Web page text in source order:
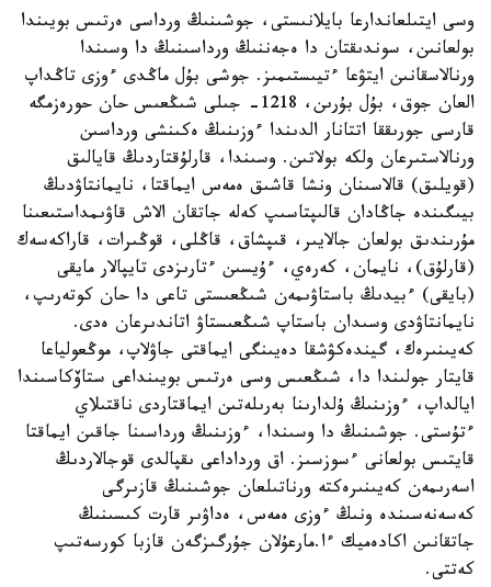
وسى ايتىلعاندارعا بايلانىستى، جوشىنىڭ ورداسى ەرتىس بويىندا
بولعانىن، سوندىقتان دا ەجەننىڭ ورداسىنىڭ دا وسىندا
ورنالاسقانىن ايتۋعا ءتيىستىمىز. جوشى بۇل ماڭدى ءوزى تاڭداپ
العان جوق، بۇل بۇرىن، 1218- جىلى شىڭعىس حان حورەزمگە
قارسى جورىققا اتتانار الدىندا ءوزىنىڭ ەكىنشى ورداسىن
ورنالاستىرعان ولكە بولاتىن. وسىندا، قارلۇقتاردىڭ قايالىق
(قويلىق) قالاسىنان ونشا قاشىق ەمەس ايماقتا، نايمانتاۋدىڭ
بيىگىندە جاڭادان قالىپتاسىپ كەلە جاتقان الاش قاۋىمداستىعىنا
مۇرىندىق بولعان جالايىر، قىپشاق، قاڭلى، قوڭىرات، قاراكەسەك
(قارلۇق)، نايمان، كەرەي، ءۇيسىن ءتارىزدى تايپالار مايقى
(بايقى) ءبيدىڭ باستاۋىمەن شىڭعىستى تاعى دا حان كوتەرىپ،
نايمانتاۋدى وسىدان باستاپ شىڭعىستاۋ اتاندىرعان ەدى.
كەيىنىرەك، گيندەكۋشقا دەيىنگى ايماقتى جاۋلاپ، موڭعولياعا
قايتار جولىندا دا، شىڭعىس وسى ەرتىس بويىنداعى ستاۆكاسىندا
ايالداپ، ءوزىنىڭ ۇلدارىنا بەرىلەتىن ايماقتاردى ناقتىلاي
ءتۇستى. جوشىنىڭ دا وسىندا، ءوزىنىڭ ورداسىنا جاقىن ايماقتا
قايتىس بولعانى ءسوزسىز. اق ورداداعى ىقپالدى قوجالاردىڭ
اسەرىمەن كەيىنىرەكتە ورناتىلعان جوشىنىڭ قازىرگى
كەسەنەسىندە ونىڭ ءوزى ەمەس، ەداۋىر قارت كىسىنىڭ
جاتقانىن اكادەميك ءا.مارعۇلان جۇرگىزگەن قازبا كورسەتىپ
كەتتى.